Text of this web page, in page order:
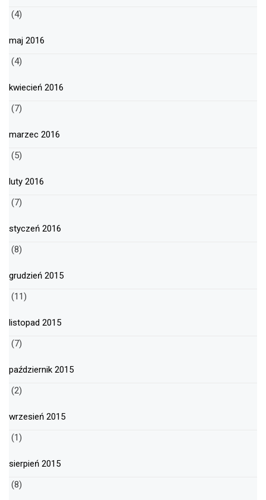
(4)
maj 2016
(4)
kwiecień 2016
(7)
marzec 2016
(5)
luty 2016
(7)
styczeń 2016
(8)
grudzień 2015
(11)
listopad 2015
(7)
październik 2015
(2)
wrzesień 2015
(1)
sierpień 2015
(8)